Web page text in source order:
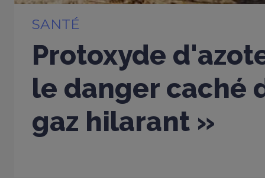
SANTÉ
Protoxyde
le danger caché
gaz hilarant »